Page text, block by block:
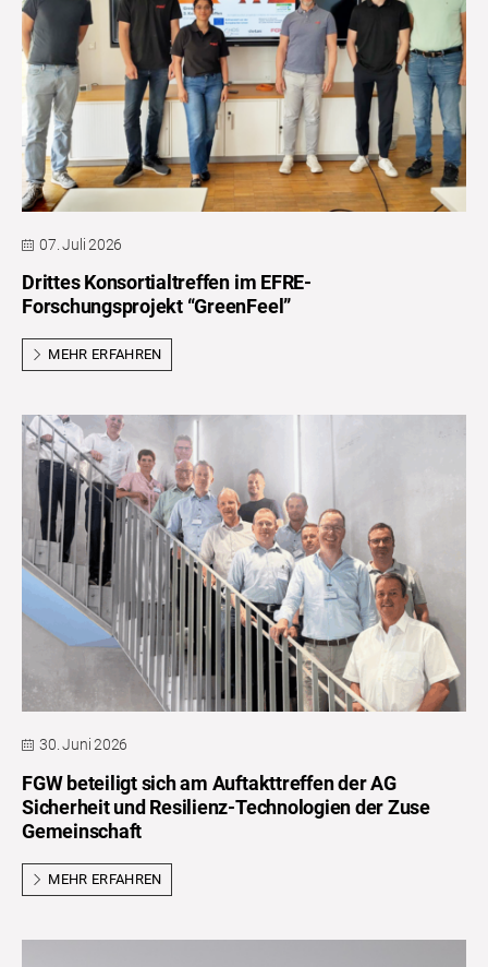
07. Juli 2026
Drittes Konsortialtreffen im EFRE-
Forschungsprojekt “GreenFeel”
MEHR ERFAHREN
30. Juni 2026
FGW beteiligt sich am Auftakttreffen der AG
Sicherheit und Resilienz-Technologien der Zuse
Gemeinschaft
MEHR ERFAHREN